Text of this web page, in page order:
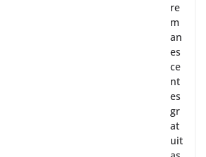
re
m
an
es
ce
nt
es
gr
at
uit